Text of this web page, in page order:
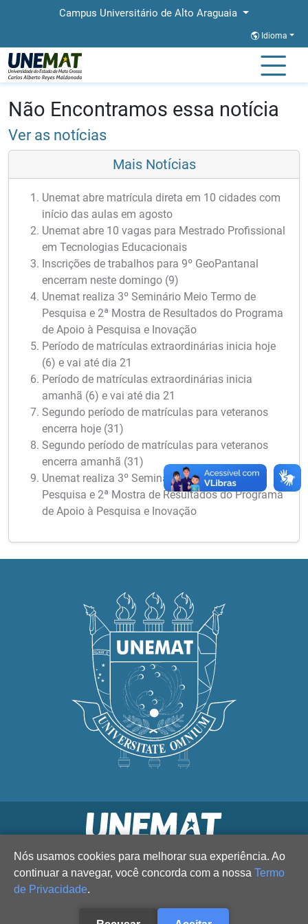
Campus Universitário de Alto Araguaia
Idioma
Página Inicial
Não Encontramos essa notícia
Ver as notícias
Mais Notícias
Unemat abre matrícula direta em 10 cidades com
início das aulas em agosto
Unemat abre 10 vagas para Mestrado Profissional
em Tecnologias Educacionais
Inscrições de trabalhos para 9º GeoPantanal
encerram neste domingo (9)
Unemat realiza 3º Seminário Meio Termo de
Pesquisa e 2ª Mostra de Resultados do Programa
de Apoio à Pesquisa e Inovação
Período de matrículas extraordinárias inicia hoje
(6) e vai até dia 21
Período de matrículas extraordinárias inicia
amanhã (6) e vai até dia 21
Segundo período de matrículas para veteranos
encerra hoje (31)
Segundo período de matrículas para veteranos
encerra amanhã (31)
Unemat realiza 3º Seminário Meio Termo de
Pesquisa e 2ª Mostra de Resultados do Programa
de Apoio à Pesquisa e Inovação
Nós usamos cookies para melhorar sua experiência. Ao
continuar a navegar, você concorda com a nossa Termo
de Privacidade.